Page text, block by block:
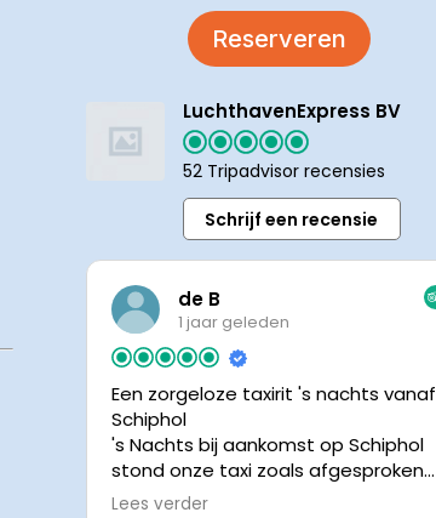
Reserveren
LuchthavenExpress BV
52 Tripadvisor recensies
Schrijf een recensie
de B
1 jaar geleden
Een zorgeloze taxirit 's nachts vanaf
Schiphol
's Nachts bij aankomst op Schiphol
stond onze taxi zoals afgesproken
keurig te wachten. Dankzij de goede
Lees verder